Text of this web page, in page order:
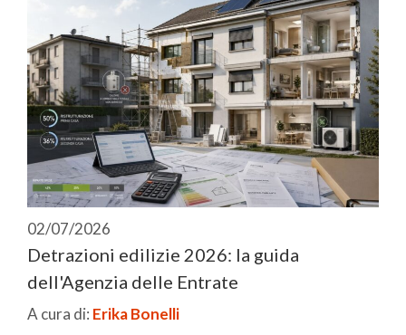
02/07/2026
Detrazioni edilizie 2026: la guida
dell'Agenzia delle Entrate
A cura di: Erika Bonelli